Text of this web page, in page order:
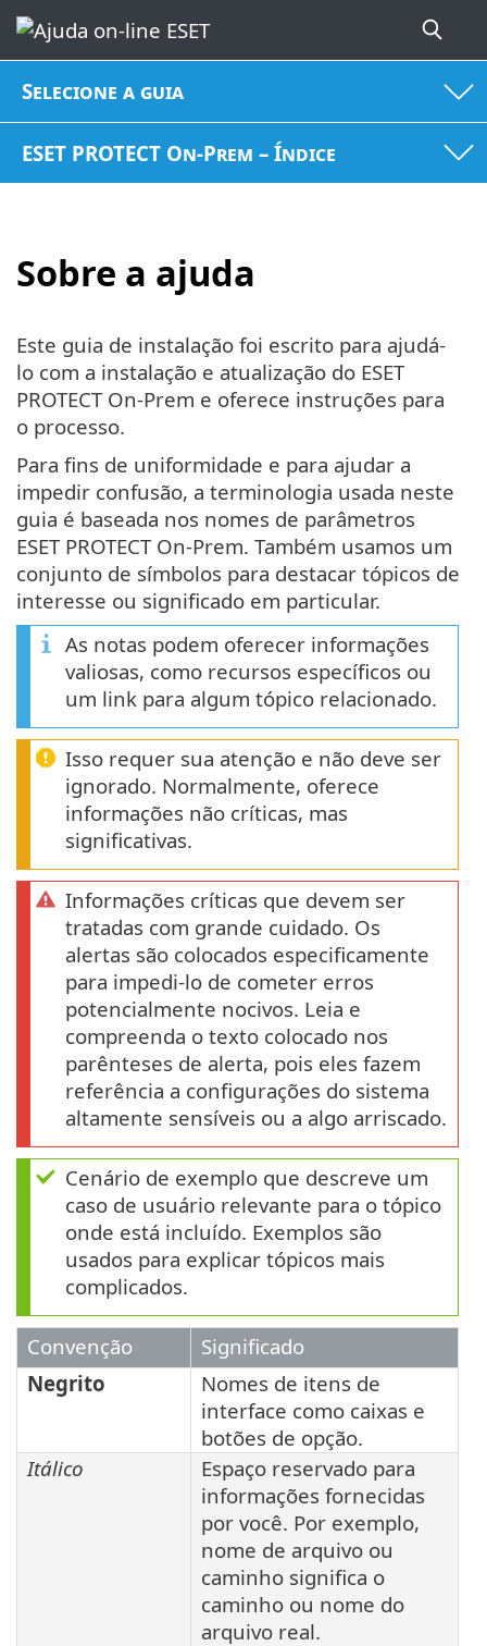
Selecione a guia
ESET PROTECT On-Prem – Índice
Sobre a ajuda
Este guia de instalação foi escrito para ajudá-
lo com a instalação e atualização do ESET
PROTECT On-Prem e oferece instruções para
o processo.
Para fins de uniformidade e para ajudar a
impedir confusão, a terminologia usada neste
guia é baseada nos nomes de parâmetros
ESET PROTECT On-Prem. Também usamos um
conjunto de símbolos para destacar tópicos de
interesse ou significado em particular.
As notas podem oferecer informações
valiosas, como recursos específicos ou
um link para algum tópico relacionado.
Isso requer sua atenção e não deve ser
ignorado. Normalmente, oferece
informações não críticas, mas
significativas.
Informações críticas que devem ser
tratadas com grande cuidado. Os
alertas são colocados especificamente
para impedi-lo de cometer erros
potencialmente nocivos. Leia e
compreenda o texto colocado nos
parênteses de alerta, pois eles fazem
referência a configurações do sistema
altamente sensíveis ou a algo arriscado.
Cenário de exemplo que descreve um
caso de usuário relevante para o tópico
onde está incluído. Exemplos são
usados para explicar tópicos mais
complicados.
Convenção
Significado
Negrito
Nomes de itens de
interface como caixas e
botões de opção.
Itálico
Espaço reservado para
informações fornecidas
por você. Por exemplo,
nome de arquivo ou
caminho significa o
caminho ou nome do
arquivo real.